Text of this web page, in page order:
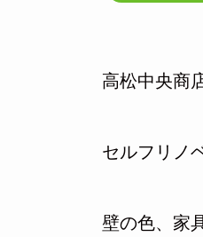
高松中央商
セルフリノ
壁の色、家